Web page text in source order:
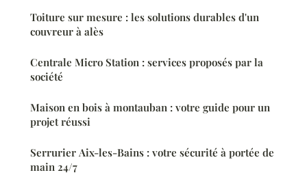
Toiture sur mesure : les solutions durables d'un
couvreur à alès
Centrale Micro Station : services proposés par la
société
Maison en bois à montauban : votre guide pour un
projet réussi
Serrurier Aix-les-Bains : votre sécurité à portée de
main 24/7